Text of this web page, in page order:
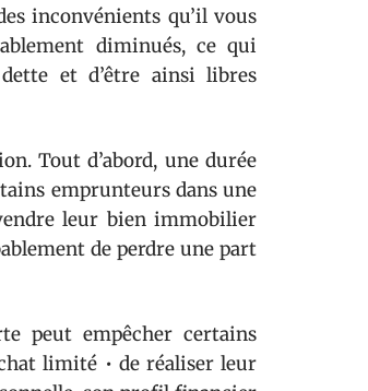
inconvénients qu’il vous
diminués, ce qui
et d’être ainsi libres
Tout d’abord, une durée
emprunteurs dans une
leur bien immobilier
de perdre une part
peut empêcher certains
limité • de réaliser leur